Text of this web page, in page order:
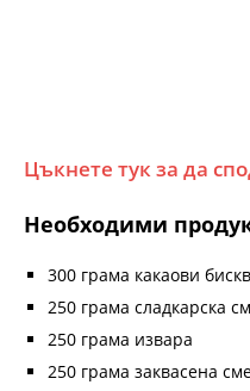
Цъкнете тук за да
Необходими
300 грама какаови
250 грама сладкарска
250 грама извара
250 грама заквасена